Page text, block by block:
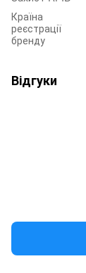
Країна
реєстрації
бренду
Відгуки